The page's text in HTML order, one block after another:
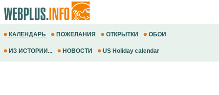
КАЛЕНДАРЬ ПОЖЕЛАНИЯ ОТКРЫТКИ ОБОИ
ИЗ ИСТОРИИ... НОВОСТИ US Holiday calendar